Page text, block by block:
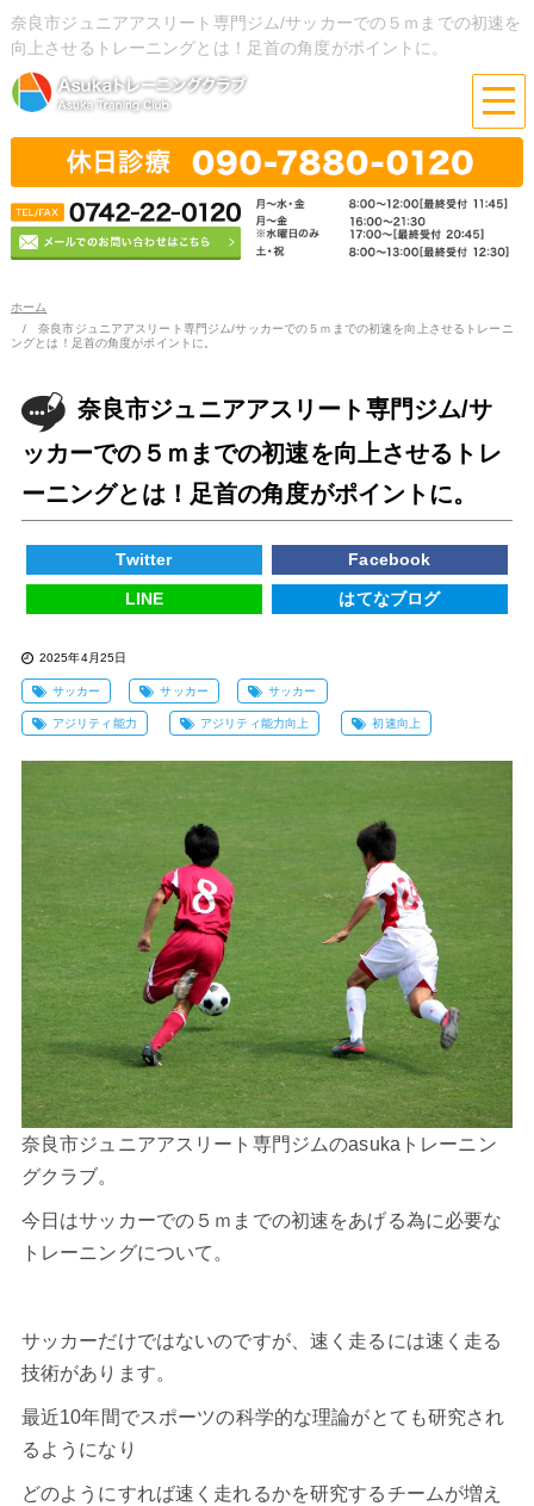
奈良市ジュニアアスリート専門ジム/サッカーでの５ｍまでの初速を
向上させるトレーニングとは！足首の角度がポイントに。
ホーム
奈良市ジュニアアスリート専門ジム/サッカーでの５ｍまでの初速を向上させるトレーニ
ングとは！足首の角度がポイントに。
奈良市ジュニアアスリート専門ジム/サ
ッカーでの５ｍまでの初速を向上させるトレ
ーニングとは！足首の角度がポイントに。
Twitter Facebook
LINE はてなブログ
2025年4月25日
サッカー サッカー サッカー
アジリティ能力 アジリティ能力向上 初速向上
奈良市ジュニアアスリート専門ジムのasukaトレーニン
グクラブ。
今日はサッカーでの５ｍまでの初速をあげる為に必要な
トレーニングについて。
サッカーだけではないのですが、速く走るには速く走る
技術があります。
最近10年間でスポーツの科学的な理論がとても研究され
るようになり
どのようにすれば速く走れるかを研究するチームが増え